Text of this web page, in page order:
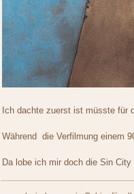
Ich dachte zuerst ist müsste für
Während die Verfilmung einem
Da lobe ich mir doch die Sin